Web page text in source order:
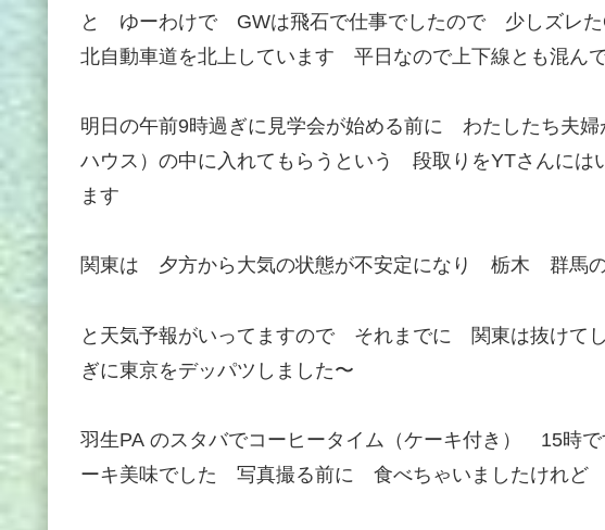
と ゆーわけで GWは飛石で仕事でしたので 少しズレ
北自動車道を北上しています 平日なので上下線とも混ん
明日の午前9時過ぎに見学会が始める前に わたしたち夫
ハウス）の中に入れてもらうという 段取りをYTさんに
ます
関東は 夕方から大気の状態が不安定になり 栃木 群馬
と天気予報がいってますので それまでに 関東は抜け
ぎに東京をデッパツしました〜
羽生PA のスタバでコーヒータイム（ケーキ付き） 15時
ーキ美味でした 写真撮る前に 食べちゃいましたけれど